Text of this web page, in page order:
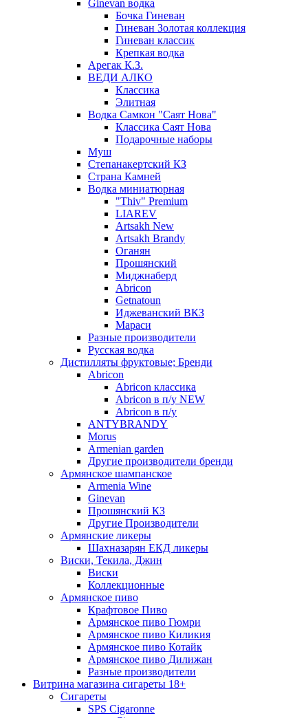
Ginevan водка
Бочка Гиневан
Гиневан Золотая коллекция
Гиневан классик
Крепкая водка
Арегак К.З.
ВЕДИ АЛКО
Классика
Элитная
Водка Самкон "Саят Нова"
Классика Саят Нова
Подарочные наборы
Муш
Степанакертский КЗ
Страна Камней
Водка миниатюрная
"Thiv" Premium
LIAREV
Artsakh New
Artsakh Brandy
Оганян
Прошянский
Миджнаберд
Abricon
Getnatoun
Иджеванский ВКЗ
Мараси
Разные производители
Русская водка
Дистилляты фруктовые; Бренди
Abricon
Abricon классика
Abricon в п/у NEW
Abricon в п/у
ANTYBRANDY
Morus
Armenian garden
Другие производители бренди
Армянское шампанское
Armenia Wine
Ginevan
Прошянский КЗ
Другие Производители
Армянские ликеры
Шахназарян ЕКД ликеры
Виски, Текила, Джин
Виски
Коллекционные
Армянское пиво
Крафтовое Пиво
Армянское пиво Гюмри
Армянское пиво Киликия
Армянское пиво Котайк
Армянское пиво Дилижан
Разные производители
Витрина магазина сигареты 18+
Cигареты
SPS Cigaronne